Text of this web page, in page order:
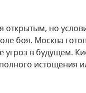
открытым, но
боя. Москва
в будущем.
истощения